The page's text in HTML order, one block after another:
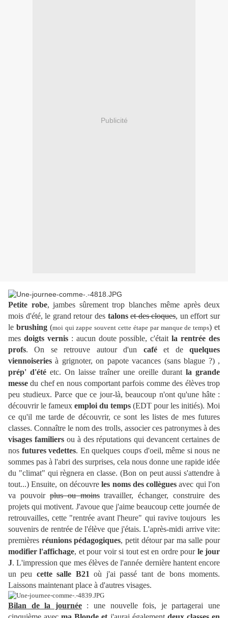
Publicité
Petite robe, jambes sûrement trop blanches même après deux
mois d'été, le grand retour des talons et des cloques, un effort sur
le brushing(moi qui zappe souvent cette étape par manque de temps) et
mes doigts vernis: aucun doute possible, c'étaitla rentrée des
profs. On se retrouve autour d'un caféet dequelques
viennoiseries à grignoter, on papote vacances (sans blague ?) ,
prép' d'été etc. On laisse traîner une oreille durant la grande
messe du chef en nous comportant parfois comme des élèves trop
peu studieux. Parce que ce jour-là, beaucoup n'ont qu'une hâte :
découvrir le fameux emploi du temps (EDT pour les initiés). Moi
ce qu'il me tarde de découvrir, ce sont les listes de mes futures
classes. Connaître le nom des trolls, associer ces patronymes à des
visages familiersou à des réputations qui devancent certaines de
nos futures vedettes. En quelques coups d'oeil, même si nous ne
sommes pas à l'abri des surprises, cela nous donne une rapide idée
du "climat" qui règnera en classe. (Bon on peut aussi s'attendre à
tout...) Ensuite, on découvreles noms des collègues avec qui l'on
va pouvoirplus ou moinstravailler, échanger, construire des
projets qui motivent. J'avoue que j'aime beaucoup cette journée de
retrouvailles, cette "rentrée avant l'heure" qui ravive toujours les
souvenirs de rentrée de l'élève que j'étais. L'après-midi arrive vite:
premières réunions pédagogiques, petit détour par ma salle pour
modifier l'affichage, et pour voir si tout est en ordre pour le jour
J. L'impression que mes élèves de l'année dernière hantent encore
un peu cette salle B21 où j'ai passé tant de bons moments.
Laissons maintenant place à d'autres visages.
Bilan de la journée: une nouvelle fois, je partagerai une